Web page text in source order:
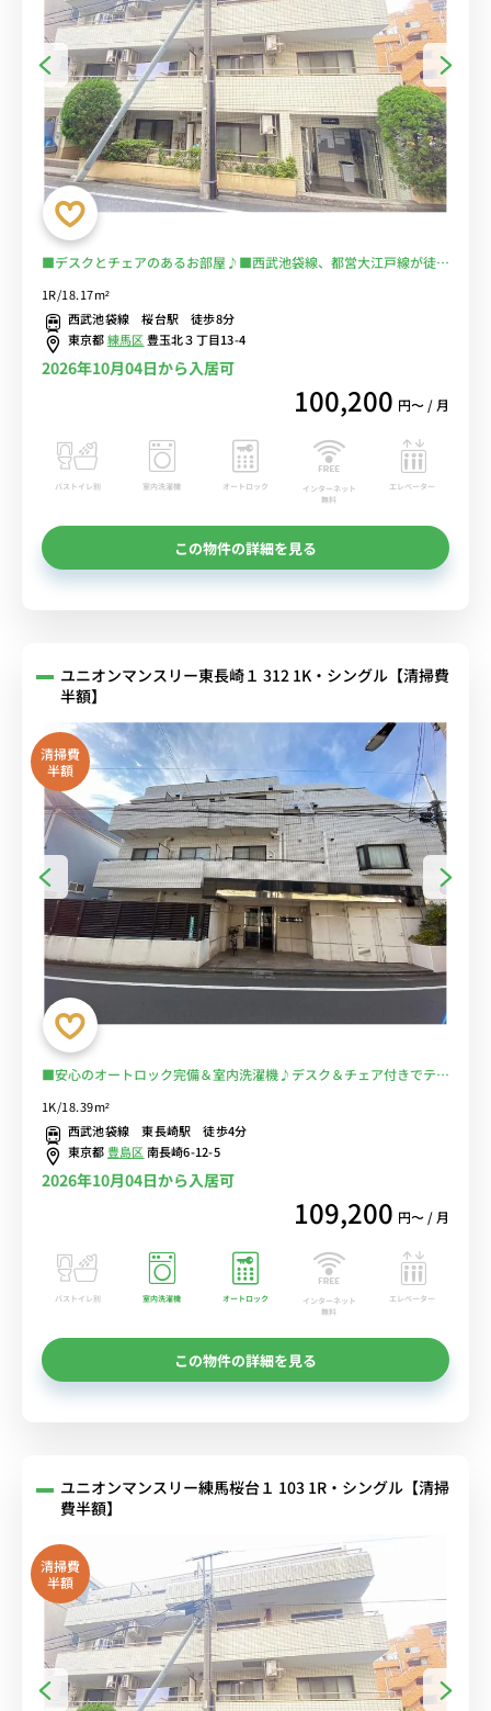
■デスクとチェアのあるお部屋♪■西武池袋線、都営大江戸線が徒歩
1R/18.17m²
西武池袋線 桜台駅 徒歩8分
東京都練馬区豊玉北３丁目13-4
2026年10月04日から入居可
100,200 円〜 / 月
バストイレ別 室内洗濯機 オートロック
インターネット
無料
エレベーター
この物件の詳細を見る
ユニオンマンスリー東長崎１ 312 1K・シングル【清掃費
半額】
清掃費
半額
■安心のオートロック完備＆室内洗濯機♪デスク＆チェア付きでテレ
ワークにもおすすめ♪２ドア冷蔵庫でたっぷり収納♪■西武池袋線
「東長崎駅」徒歩4分/池袋・練馬まで数分でアクセス可能■選べる
Wi-Fi格安レンタル中！
1K/18.39m²
西武池袋線 東長崎駅 徒歩4分
東京都豊島区南長崎6-12-5
2026年10月04日から入居可
109,200 円〜 / 月
バストイレ別 室内洗濯機 オートロック
インターネット
無料
エレベーター
この物件の詳細を見る
ユニオンマンスリー練馬桜台１ 103 1R・シングル【清掃
費半額】
清掃費
半額